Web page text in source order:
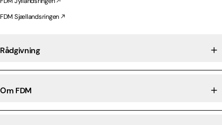
FDM Sjællandsringen
Rådgivning
Om FDM